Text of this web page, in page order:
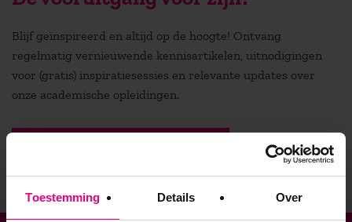
Toestemming Details Over
Blijf geïnspireerd en altijd op de hoogte! Ontvang
regelmatig vernieuwende kennisartikelen, uitnodigingen
voor (gratis) inspiratiesessies en relevante updates over
onze academische opleidingen.